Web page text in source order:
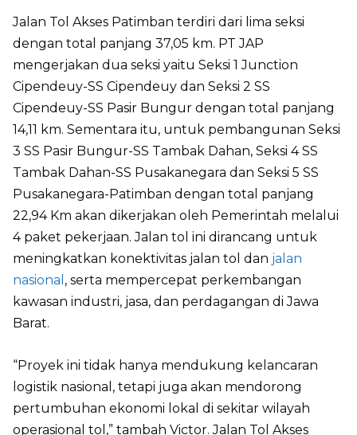
Jalan Tol Akses Patimban terdiri dari lima seksi
dengan total panjang 37,05 km. PT JAP
mengerjakan dua seksi yaitu Seksi 1 Junction
Cipendeuy-SS Cipendeuy dan Seksi 2 SS
Cipendeuy-SS Pasir Bungur dengan total panjang
14,11 km. Sementara itu, untuk pembangunan Seksi
3 SS Pasir Bungur-SS Tambak Dahan, Seksi 4 SS
Tambak Dahan-SS Pusakanegara dan Seksi 5 SS
Pusakanegara-Patimban dengan total panjang
22,94 Km akan dikerjakan oleh Pemerintah melalui
4 paket pekerjaan. Jalan tol ini dirancang untuk
meningkatkan konektivitas jalan tol dan jalan
nasional , serta mempercepat perkembangan
kawasan industri, jasa, dan perdagangan di Jawa
Barat.
“Proyek ini tidak hanya mendukung kelancaran
logistik nasional, tetapi juga akan mendorong
pertumbuhan ekonomi lokal di sekitar wilayah
operasional tol,” tambah Victor. Jalan Tol Akses